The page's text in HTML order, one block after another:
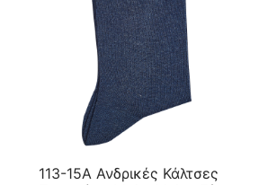
113-15A Ανδρικές Κάλτσες